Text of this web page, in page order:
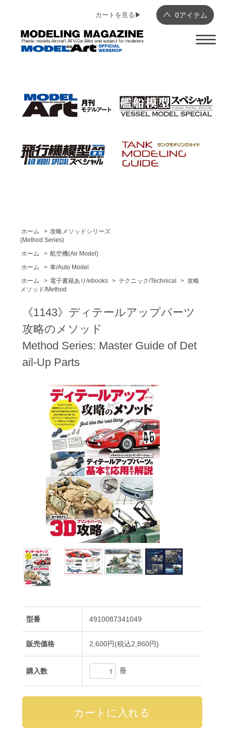
0アイテム
カートを見る▶︎
ホーム > 攻略メソッドシリーズ
(Method Series)
ホーム
> 航空機(Air Model)
ホーム
> 車/Auto Model
ホーム
> 電子書籍あり/ebooks > テクニック/Technical > 攻略
メソッド/Method
《1143》ディテールアップパーツ
攻略のメソッド
Method Series: Master Guide of Det
ail-Up Parts
型番 4910087341049
販売価格 2,600円(税込2,860円)
購入数 冊